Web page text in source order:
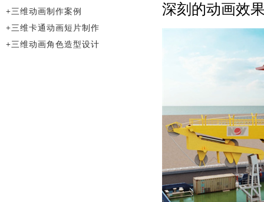
深刻的动画效
+三维动画制作案例
+三维卡通动画短片制作
+三维动画角色造型设计